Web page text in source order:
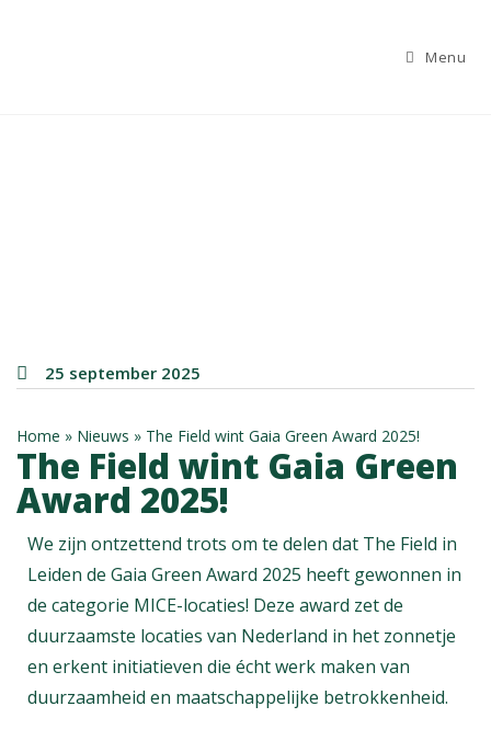
Menu
25 september 2025
Home » Nieuws » The Field wint Gaia Green Award 2025!
The Field wint Gaia Green
Award 2025!
We zijn ontzettend trots om te delen dat The Field in
Leiden de Gaia Green Award 2025 heeft gewonnen in
de categorie MICE-locaties! Deze award zet de
duurzaamste locaties van Nederland in het zonnetje
en erkent initiatieven die écht werk maken van
duurzaamheid en maatschappelijke betrokkenheid.